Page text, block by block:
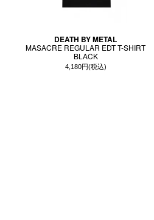
DEATH BY METAL
MASACRE REGULAR EDT T-SHIRT
BLACK
4,180円(税込)